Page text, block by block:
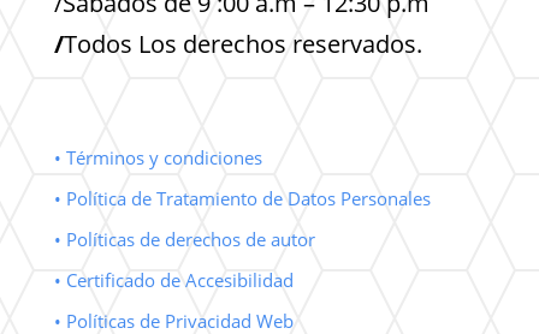
/Todos Los derechos reservados.
• Términos y condiciones
• Política de Tratamiento de Datos Personales
• Políticas de derechos de autor
• Certificado de Accesibilidad
• Políticas de Privacidad Web